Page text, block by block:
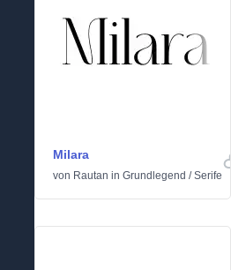
Milara
von Rautan in Grundlegend /Serife